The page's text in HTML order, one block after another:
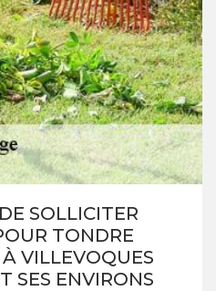
SOLLICITER
TONDRE
VILLEVOQUES
SES ENVIRONS